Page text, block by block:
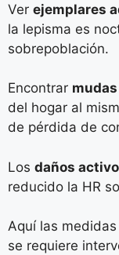
Ver ejemplares
la lepisma es
sobrepoblación.
Encontrar
del hogar al
de pérdida de
Los daños
reducido la HR
Aquí las
se requiere